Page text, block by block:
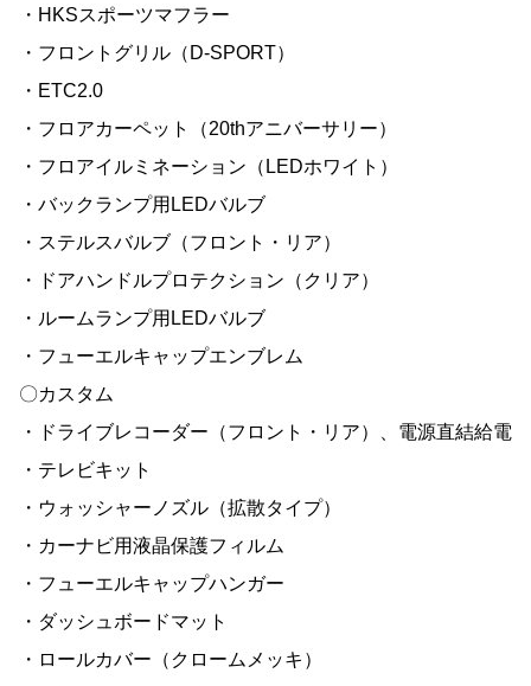
・HKSスポーツマフラー
・フロントグリル（D-SPORT）
・ETC2.0
・フロアカーペット（20thアニバーサリー）
・フロアイルミネーション（LEDホワイト）
・バックランプ用LEDバルブ
・ステルスバルブ（フロント・リア）
・ドアハンドルプロテクション（クリア）
・ルームランプ用LEDバルブ
・フューエルキャップエンブレム
〇カスタム
・ドライブレコーダー（フロント・リア）、電源直結給電
・テレビキット
・ウォッシャーノズル（拡散タイプ）
・カーナビ用液晶保護フィルム
・フューエルキャップハンガー
・ダッシュボードマット
・ロールカバー（クロームメッキ）